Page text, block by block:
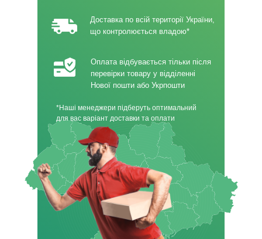
Оплата відбувається тільки після
перевірки товару у відділенні
Нової пошти або Укрпошти
Доставка по всій території України,
що контролюється владою*
*Наші менеджери підберуть оптимальний
для вас варіант доставки та оплати